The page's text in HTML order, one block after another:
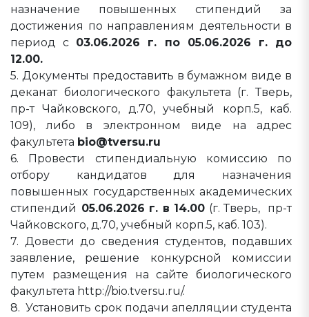
назначение повышенных стипендий за
достижения по направлениям деятельности в
период с 03.06.2026 г. по 05.06.2026 г. до
12.00.
5. Документы предоставить в бумажном виде в
деканат биологического факультета (г. Тверь,
пр-т Чайковского, д.70, учебный корп.5, каб.
109), либо в электронном виде на адрес
факультета bio@tversu.ru
6. Провести стипендиальную комиссию по
отбору кандидатов для назначения
повышенных государственных академических
стипендий 05.06.2026 г. в 14.00 (г. Тверь, пр-т
Чайковского, д.70, учебный корп.5, каб. 103).
7. Довести до сведения студентов, подавших
заявление, решение конкурсной комиссии
путем размещения на сайте биологического
факультета http://bio.tversu.ru/.
8. Установить срок подачи апелляции студента